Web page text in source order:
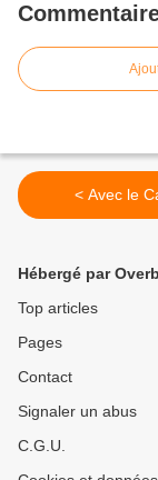
< Avec le
Hébergé par
Top articles
Pages
Contact
Signaler un abus
C.G.U.